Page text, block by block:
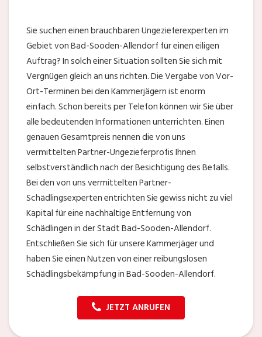
Sie suchen einen brauchbaren Ungezieferexperten im
Gebiet von Bad-Sooden-Allendorf für einen eiligen
Auftrag? In solch einer Situation sollten Sie sich mit
Vergnügen gleich an uns richten. Die Vergabe von Vor-
Ort-Terminen bei den Kammerjägern ist enorm
einfach. Schon bereits per Telefon können wir Sie über
alle bedeutenden Informationen unterrichten. Einen
genauen Gesamtpreis nennen die von uns
vermittelten Partner-Ungezieferprofis Ihnen
selbstverständlich nach der Besichtigung des Befalls.
Bei den von uns vermittelten Partner-
Schädlingsexperten entrichten Sie gewiss nicht zu viel
Kapital für eine nachhaltige Entfernung von
Schädlingen in der Stadt Bad-Sooden-Allendorf.
Entschließen Sie sich für unsere Kammerjäger und
haben Sie einen Nutzen von einer reibungslosen
Schädlingsbekämpfung in Bad-Sooden-Allendorf.
JETZT ANRUFEN